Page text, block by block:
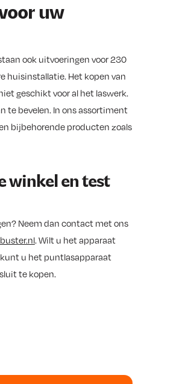
uw
ook uitvoeringen voor 230
huisinstallatie. Het kopen van
geschikt voor al het laswerk.
te bevelen. In ons assortiment
bijbehorende producten zoals
winkel en test
Neem dan contact met ons
. Wilt u het apparaat
u het puntlasapparaat
te kopen.